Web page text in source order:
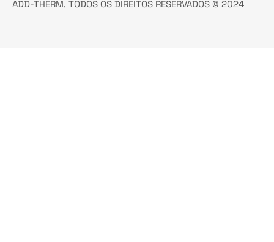
ADD-THERM. TODOS OS DIREITOS RESERVADOS © 2024